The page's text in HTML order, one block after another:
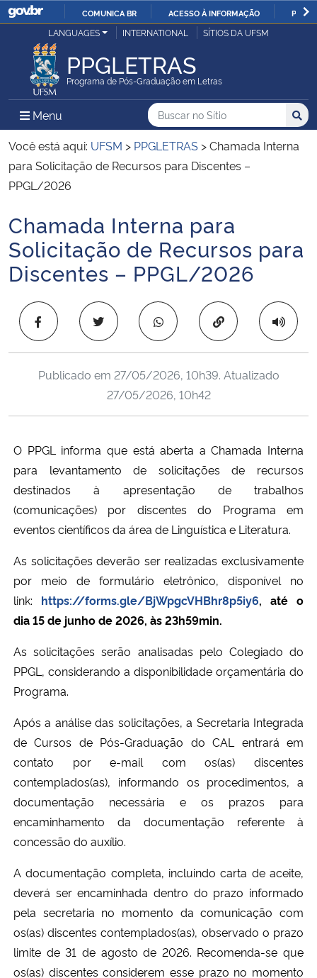
IR
O
COMUNICA BR ACESSO À INFORMAÇÃO
Ministério da Justiça e Segurança Pública
Ministério da Defesa
Ministério das Relações Exteriores
Ministério da Economia
Ministério da Infraestrutura
Ministério da Agricultura, Pecuária e Abastecimento
Ministério da Cidadania
Ministério do Meio Ambiente
Ministério do Turismo
Ministério do Desenvolvimento Regional
Ministério da Mulher, da Família e dos Direitos Humanos
Secretaria-Geral
Gabinete de Segurança Institucional
Advocacia-Geral da União
Banco Central do Brasil
LANGUAGES INTERNATIONAL SÍTIOS DA UFSM
PPGLETRAS
Programa de Pós-Graduação em Letras
Menu Menu Principal do Sítio
Busca
Buscar no no Sítio
Busca:
Você está aqui: UFSM > PPGLETRAS >Chamada Interna
para Solicitação de Recursos para Discentes –
PPGL/2026
Início do conteúdo
Chamada Interna para
Solicitação de Recursos para
Discentes – PPGL/2026
Copiar para área
Publicado em 27/05/2026, 10h39. Atualizado
27/05/2026, 10h42
O PPGL informa que está aberta a Chamada Interna
para levantamento de solicitações de recursos
destinados à apresentação de trabalhos
(comunicações) por discentes do Programa em
eventos científicos da área de Linguística e Literatura.
As solicitações deverão ser realizadas exclusivamente
por meio de formulário eletrônico, disponível no
link: https://forms.gle/BjWpgcVHBhr8p5iy6, até o
dia 15 de junho de 2026, às 23h59min.
As solicitações serão analisadas pelo Colegiado do
PPGL, considerando a disponibilidade orçamentária do
Programa.
Após a análise das solicitações, a Secretaria Integrada
de Cursos de Pós-Graduação do CAL entrará em
contato por e-mail com os(as) discentes
contemplados(as), informando os procedimentos, a
documentação necessária e os prazos para
encaminhamento da documentação referente à
concessão do auxílio.
A documentação completa, incluindo carta de aceite,
deverá ser encaminhada dentro do prazo informado
pela secretaria no momento da comunicação com
os(as) discentes contemplados(as), observado o prazo
limite de 31 de agosto de 2026. Recomenda-se que
os(as) discentes considerem esse prazo no momento